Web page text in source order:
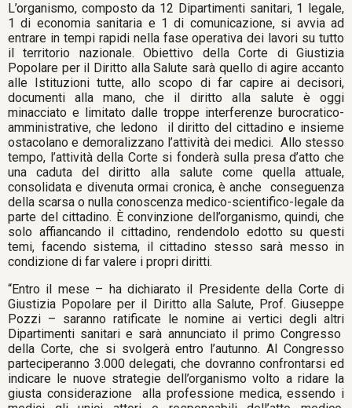
L’organismo, composto da 12 Dipartimenti sanitari, 1 legale,
1 di economia sanitaria e 1 di comunicazione, si avvia ad
entrare in tempi rapidi nella fase operativa dei lavori su tutto
il territorio nazionale. Obiettivo della Corte di Giustizia
Popolare per il Diritto alla Salute sarà quello di agire accanto
alle Istituzioni tutte, allo scopo di far capire ai decisori,
documenti alla mano, che il diritto alla salute è oggi
minacciato e limitato dalle troppe interferenze burocratico-
amministrative, che ledono il diritto del cittadino e insieme
ostacolano e demoralizzano l’attività dei medici. Allo stesso
tempo, l’attività della Corte si fonderà sulla presa d’atto che
una caduta del diritto alla salute come quella attuale,
consolidata e divenuta ormai cronica, è anche conseguenza
della scarsa o nulla conoscenza medico-scientifico-legale da
parte del cittadino. È convinzione dell’organismo, quindi, che
solo affiancando il cittadino, rendendolo edotto su questi
temi, facendo sistema, il cittadino stesso sarà messo in
condizione di far valere i propri diritti.
“Entro il mese – ha dichiarato il Presidente della Corte di
Giustizia Popolare per il Diritto alla Salute, Prof. Giuseppe
Pozzi – saranno ratificate le nomine ai vertici degli altri
Dipartimenti sanitari e sarà annunciato il primo Congresso
della Corte, che si svolgerà entro l’autunno. Al Congresso
parteciperanno 3.000 delegati, che dovranno confrontarsi ed
indicare le nuove strategie dell’organismo volto a ridare la
giusta considerazione alla professione medica, essendo i